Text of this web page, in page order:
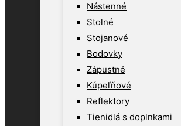
Nástenné
Stolné
Stojanové
Bodovky
Zápustné
Kúpeľňové
Reflektory
Tienidlá s doplnkami